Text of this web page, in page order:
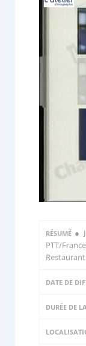
RÉSUMÉ ●
PTT/
DATE DE
DURÉE DE